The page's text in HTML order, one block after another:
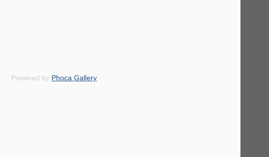
Powered by Phoca Gallery